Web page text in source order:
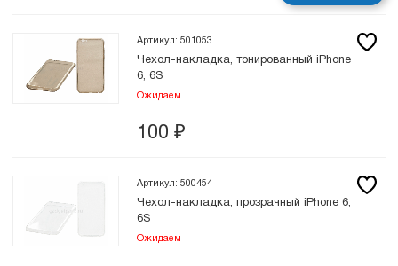
Артикул: 501053
Чехол-накладка, тонированный iPhone
6, 6S
Ожидаем
100 ₽
Артикул: 500454
Чехол-накладка, прозрачный iPhone 6,
6S
Ожидаем